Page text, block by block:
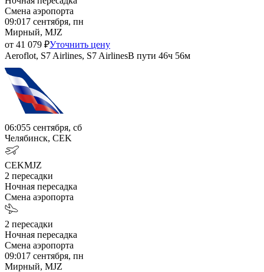
Смена аэропорта
09:01 7 сентября, пн
Мирный, MJZ
от 41 079 ₽Уточнить цену
Aeroflot, S7 Airlines, S7 AirlinesВ пути 46ч 56м
06:055 сентября, сб
Челябинск, CEK
CEKMJZ
2 пересадки
Ночная пересадка
Смена аэропорта
2 пересадки
Ночная пересадка
Смена аэропорта
09:01 7 сентября, пн
Мирный, MJZ